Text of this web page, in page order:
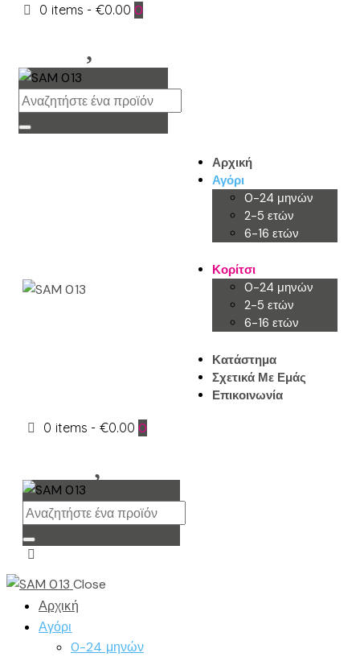
0 items - €0.00 0
Αρχική
Αγόρι
0-24 μηνών
2-5 ετών
6-16 ετών
Κορίτσι
0-24 μηνών
2-5 ετών
6-16 ετών
Κατάστημα
Σχετικά Με Εμάς
Επικοινωνία
0 items - €0.00 0
Close
Αρχική
Αγόρι
0-24 μηνών